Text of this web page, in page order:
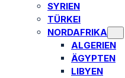
SYRIEN
TÜRKEI
NORDAFRIKA
ALGERIEN
ÄGYPTEN
LIBYEN